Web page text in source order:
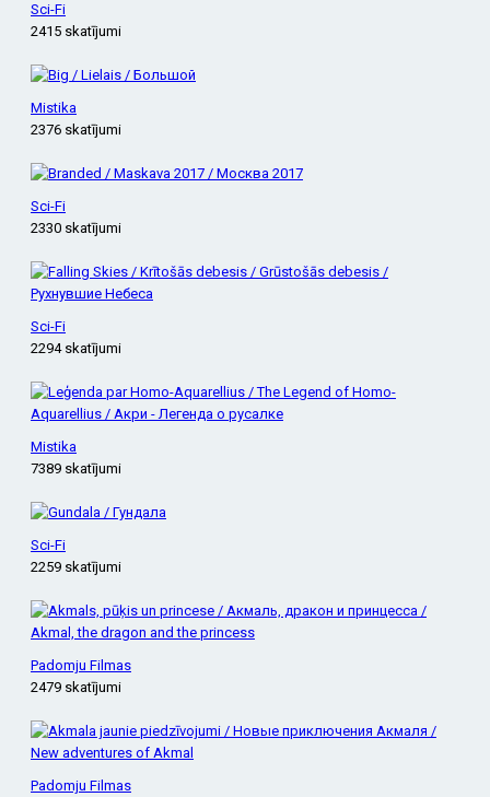
Sci-Fi
2415 skatījumi
Mistika
2376 skatījumi
Sci-Fi
2330 skatījumi
Sci-Fi
2294 skatījumi
Mistika
7389 skatījumi
Sci-Fi
2259 skatījumi
Padomju Filmas
2479 skatījumi
Padomju Filmas